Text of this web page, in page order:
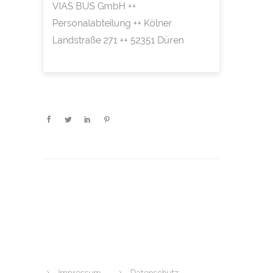
VIAS BUS GmbH ++
Personalabteilung ++ Kölner
Landstraße 271 ++ 52351 Düren